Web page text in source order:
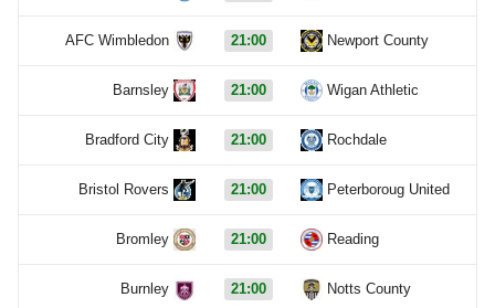
AFC Wimbledon 21:00 Newport County
Barnsley 21:00 Wigan Athletic
Bradford City 21:00 Rochdale
Bristol Rovers 21:00 Peterboroug United
Bromley 21:00 Reading
Burnley 21:00 Notts County